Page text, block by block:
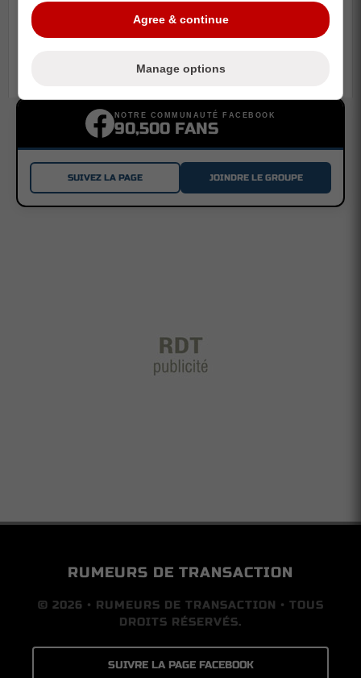
Samuel Poulin et vingt-quatre autres
NOTRE COMMUNAUTÉ FACEBOOK
90,500 FANS
SUIVEZ LA PAGE JOINDRE LE GROUPE
RUMEURS DE TRANSACTION
© 2026 • RUMEURS DE TRANSACTION • TOUS
DROITS RÉSERVÉS.
SUIVRE LA PAGE FACEBOOK
Agree & continue
Manage options